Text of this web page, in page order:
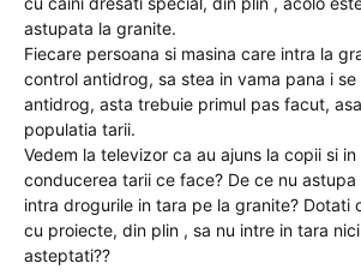
astupata la granite.
Fiecare persoana si masina care intra la
control antidrog, sa stea in vama pana i
antidrog, asta trebuie primul pas facut,
populatia tarii.
Vedem la televizor ca au ajuns la copii si
conducerea tarii ce face? De ce nu
intra drogurile in tara pe la granite? Dotati
cu proiecte, din plin , sa nu intre in tara
asteptati??